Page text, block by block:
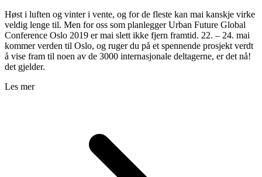
Høst i luften og vinter i vente, og for de fleste kan mai kanskje virke
veldig lenge til. Men for oss som planlegger Urban Future Global
Conference Oslo 2019 er mai slett ikke fjern framtid. 22. – 24. mai
kommer verden til Oslo, og ruger du på et spennende prosjekt verdt
å vise fram til noen av de 3000 internasjonale deltagerne, er det nå!
det gjelder.
Les mer